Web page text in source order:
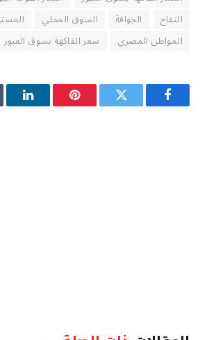
التفاح
الجوافة السوق المحلي
المواطن المصري
سعر الفاكهة بسوق العبور
فيسبوك تويتر بينتيريست